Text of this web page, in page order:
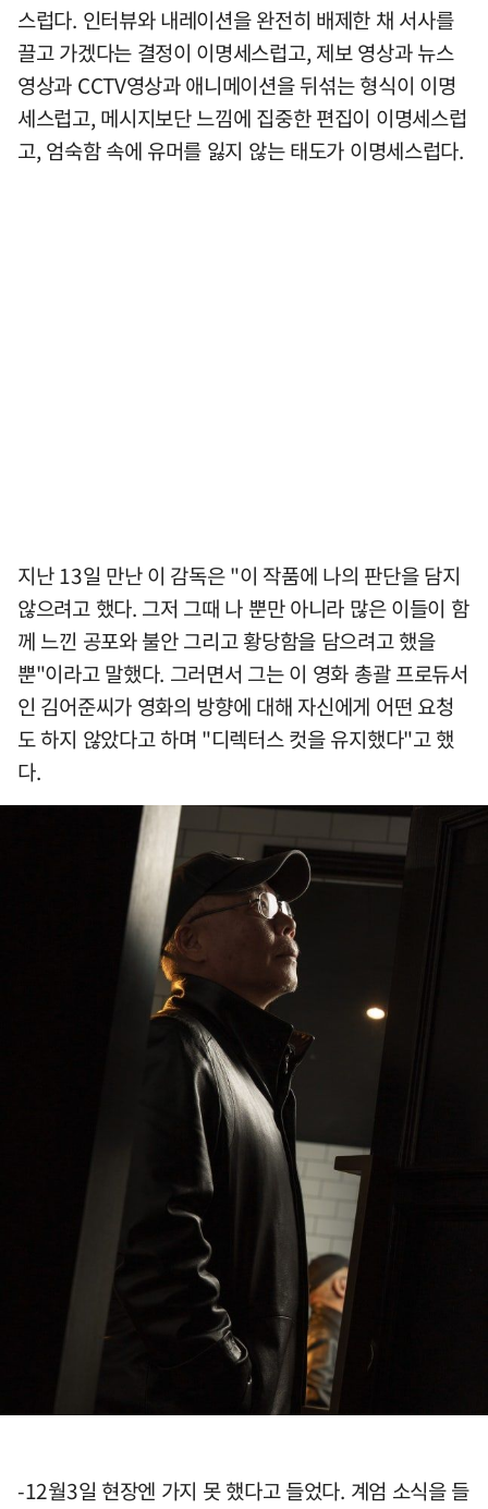
스럽다. 인터뷰와 내레이션을 완전히 배제한 채 서사를
끌고 가겠다는 결정이 이명세스럽고, 제보 영상과 뉴스
영상과 CCTV영상과 애니메이션을 뒤섞는 형식이 이명
세스럽고, 메시지보단 느낌에 집중한 편집이 이명세스럽
고, 엄숙함 속에 유머를 잃지 않는 태도가 이명세스럽다.
지난 13일 만난 이 감독은 "이 작품에 나의 판단을 담지
않으려고 했다. 그저 그때 나 뿐만 아니라 많은 이들이 함
께 느낀 공포와 불안 그리고 황당함을 담으려고 했을
뿐"이라고 말했다. 그러면서 그는 이 영화 총괄 프로듀서
인 김어준씨가 영화의 방향에 대해 자신에게 어떤 요청
도 하지 않았다고 하며 "디렉터스 컷을 유지했다"고 했
다.
-12월3일 현장엔 가지 못 했다고 들었다. 계엄 소식을 들